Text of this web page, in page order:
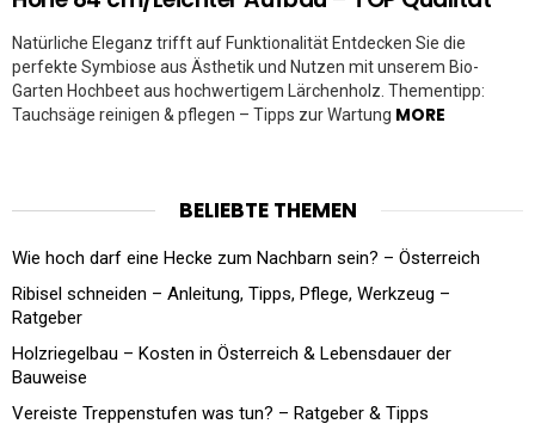
Natürliche Eleganz trifft auf Funktionalität Entdecken Sie die
perfekte Symbiose aus Ästhetik und Nutzen mit unserem Bio-
Garten Hochbeet aus hochwertigem Lärchenholz. Thementipp:
Tauchsäge reinigen & pflegen – Tipps zur Wartung MORE
BELIEBTE THEMEN
Wie hoch darf eine Hecke zum Nachbarn sein? – Österreich
Ribisel schneiden – Anleitung, Tipps, Pflege, Werkzeug –
Ratgeber
Holzriegelbau – Kosten in Österreich & Lebensdauer der
Bauweise
Vereiste Treppenstufen was tun? – Ratgeber & Tipps